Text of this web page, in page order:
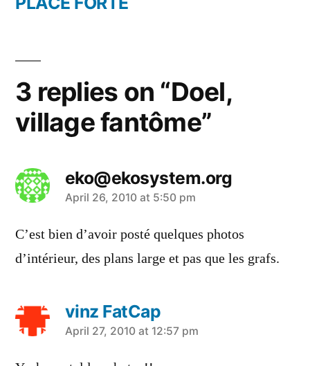
3 replies on “Doel,
village fantôme”
eko@ekosystem.org
says:
April 26, 2010 at 5:50 pm
C’est bien d’avoir posté quelques photos
d’intérieur, des plans large et pas que les grafs.
vinz FatCap
says:
April 27, 2010 at 12:57 pm